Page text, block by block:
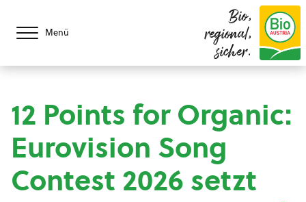
Menü
Bio,
regional,
sicher.
12 Points for Organic:
Eurovision Song
Contest 2026 setzt